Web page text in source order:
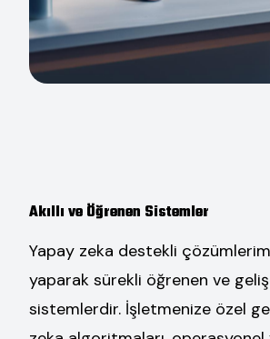
Akıllı ve Öğrenen Sistemler
Yapay zeka destekli
yaparak sürekli öğrenen ve
sistemlerdir. İşletmenize özel